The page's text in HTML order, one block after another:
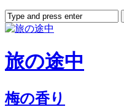
旅の途中
梅の香り